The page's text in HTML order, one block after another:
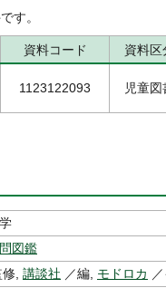
す。
資料コード 資料区
1123122093 児童図
図鑑
, 講談社 ／編, モドロカ